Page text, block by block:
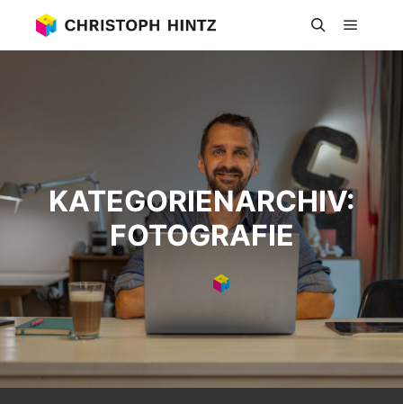
Suchen
KATEGORIENARCHIV:
FOTOGRAFIE